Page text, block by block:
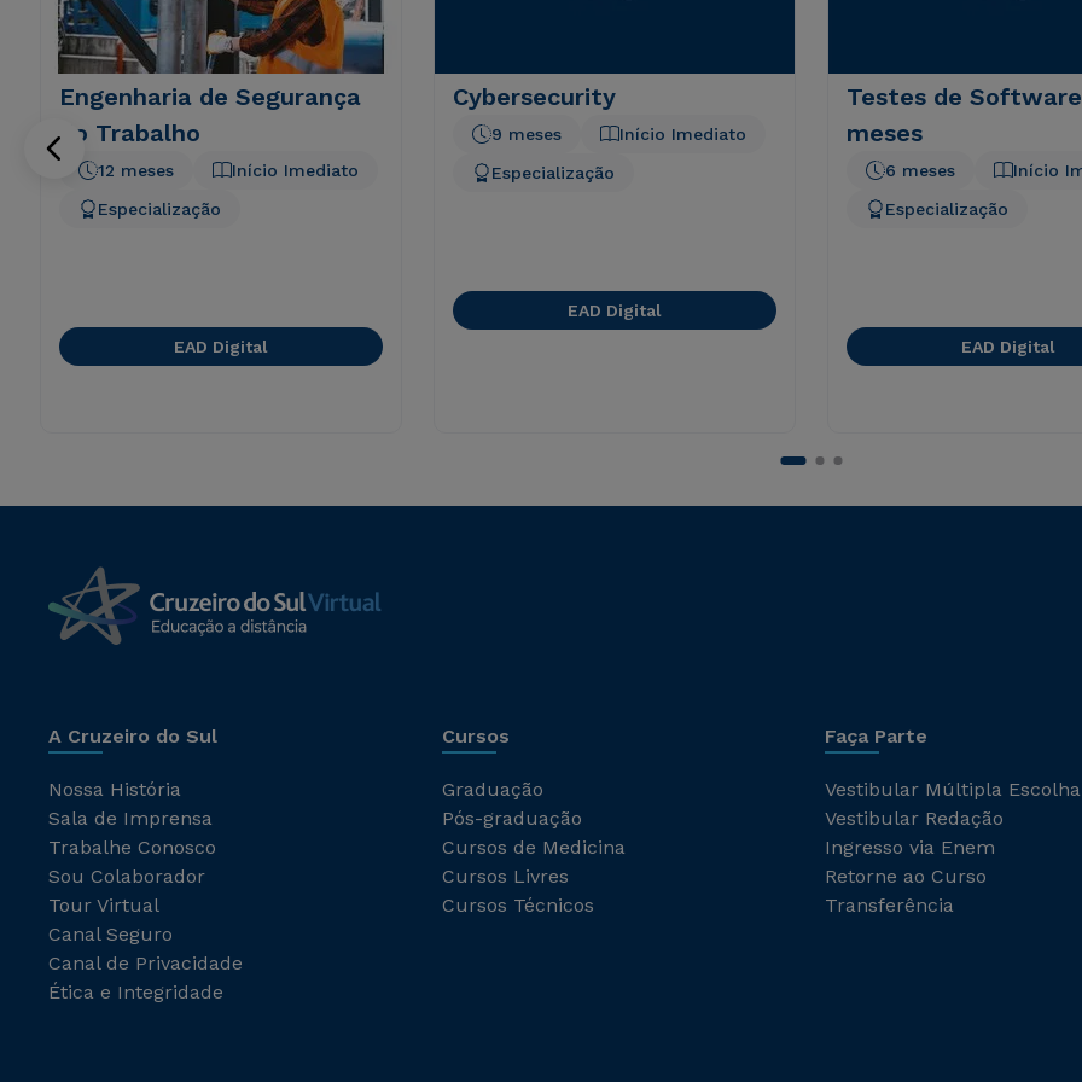
Engenharia de Segurança
do Trabalho
Início Imediato
12 meses
Especialização
EAD Digital
Cybersecurity
Início Imediato
9 meses
Especialização
EAD Digital
Testes de
meses
Início
6 meses
Especialização
EAD Digital
A Cruzeiro do Sul
Nossa História
Sala de Imprensa
Trabalhe Conosco
Sou Colaborador
Tour Virtual
Canal Seguro
Canal de Privacidade
Ética e Integridade
Cursos
Graduação
Pós-graduação
Cursos de Medicina
Cursos Livres
Cursos Técnicos
Faça Parte
Vestibular Múltipla Escolha
Vestibular Redação
Ingresso via Enem
Retorne ao Curso
Transferência